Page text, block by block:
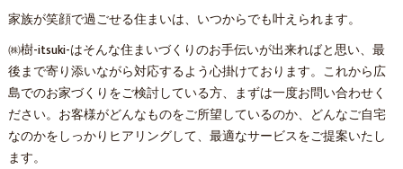
家族が笑顔で過ごせる住まいは、いつからでも叶えられます。
㈱樹-itsuki-はそんな住まいづくりのお手伝いが出来ればと思い、最
後まで寄り添いながら対応するよう心掛けております。これから広
島でのお家づくりをご検討している方、まずは一度お問い合わせく
ださい。お客様がどんなものをご所望しているのか、どんなご自宅
なのかをしっかりヒアリングして、最適なサービスをご提案いたし
ます。